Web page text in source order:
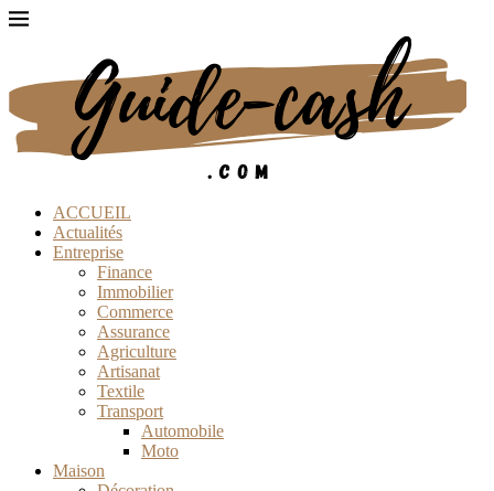
ACCUEIL
Actualités
Entreprise
Finance
Immobilier
Commerce
Assurance
Agriculture
Artisanat
Textile
Transport
Automobile
Moto
Maison